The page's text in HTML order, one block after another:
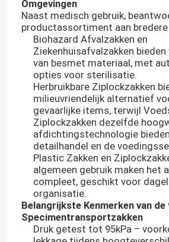
Omgevingen
Naast medisch gebruik,
productassortiment aan
Biohazard Afvalzakken en
Ziekenhuisafvalzakken
van besmet materiaal, met
opties voor sterilisatie.
Herbruikbare Ziplockzakken
milieuvriendelijk alternatief
gevaarlijke items, terwijl
Ziplockzakken dezelfde
afdichtingstechnologie
detailhandel en de
Plastic Zakken en
algemeen gebruik maken het
compleet, geschikt voor
organisatie.
Belangrijkste Kenmerken van de
Specimentransportzakken
Druk getest tot 95kPa –